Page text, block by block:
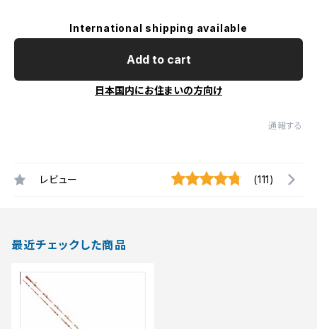
International shipping available
Add to cart
日本国内にお住まいの方向け
通報する
レビュー (111)
最近チェックした商品